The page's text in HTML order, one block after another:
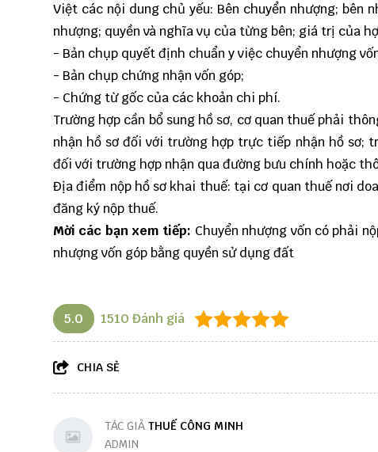
Việt các nội dung chủ yếu: Bên chuyển nhượng; bên
nhượng; quyền và nghĩa vụ của từng bên; giá trị của
- Bản chụp quyết định chuẩn y việc chuyển nhượng
- Bản chụp chứng nhận vốn góp;
- Chứng từ gốc của các khoản chi phí.
Trường hợp cần bổ sung hồ sơ, cơ quan thuế phải
nhận hồ sơ đối với trường hợp trực tiếp nhận hồ sơ;
đối với trường hợp nhận qua đường bưu chính hoặc
Địa điểm nộp hồ sơ khai thuế: tại cơ quan thuế nơi
đăng ký nộp thuế.
Mời các bạn xem tiếp: Chuyển nhượng vốn có phải
nhượng vốn góp bằng quyền sử dụng đất
5.0 1510 Đánh giá
CHIA SẺ
TÁC GIẢ THUẾ CÔNG MINH
ADMIN